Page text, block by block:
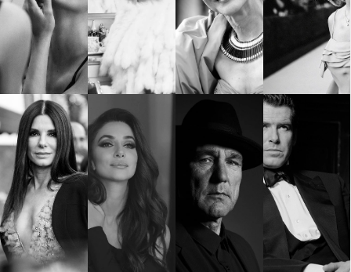
КАТЕГОРИИ
Wine&Dine
Подкасти
Мода
Dialogue
ЗА НАС
Условия за
ползване
За нас
Реклама